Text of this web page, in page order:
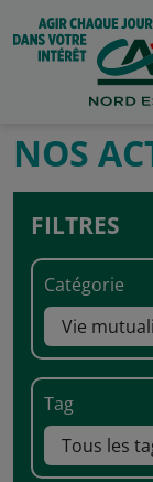
NOS
FILTRES
Catégorie
Tag